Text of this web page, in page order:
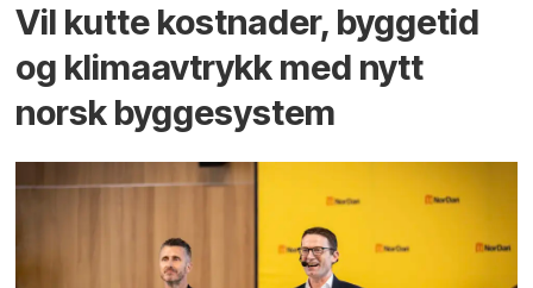
Vil kutte kostnader, byggetid
og klima­avtrykk med nytt
norsk bygge­system